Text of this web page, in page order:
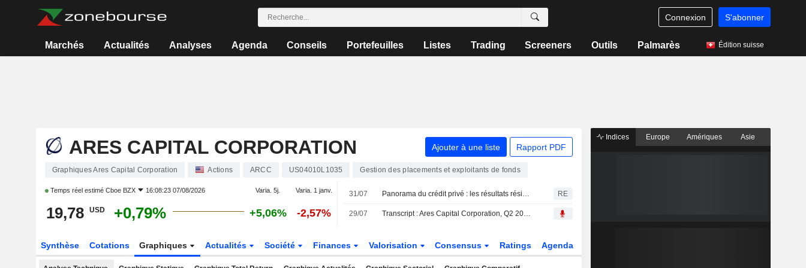
Connexion S'abonner
Marchés Actualités Analyses Agenda Conseils Portefeuilles Listes Trading Screeners Outils Palmarès Édition suisse
ARES CAPITAL CORPORATION Ajouter à une liste Rapport PDF
Graphiques Ares Capital Corporation Actions ARCC US04010L1035 Gestion des placements et exploitants de fonds
Temps réel estimé Cboe BZX 16:08:23 07/08/2026 Varia. 5j. Varia. 1 janv.
19,78 USD +0,79% +5,06% -2,57%
31/07 Panorama du crédit privé : les résultats résistent face à la hausse des défauts et des rachats RE
29/07 Transcript : Ares Capital Corporation, Q2 2026 Earnings Call, Jul 29, 2026
Synthèse Cotations Graphiques Actualités Société Finances Valorisation Consensus Ratings Agenda
Indices Europe Amériques Asie